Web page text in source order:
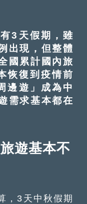
3天假期，雖
出現，但整體
國累計國內旅
恢復到疫情前
邊遊」成為中
需求基本都在
遊基本不
3天中秋假期